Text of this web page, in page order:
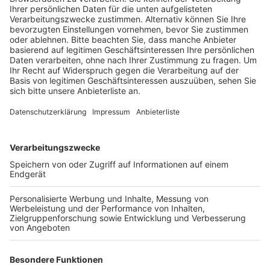
Veröffentlicht:Donnerstag, 21.12.2023 17:20
Anzeige
Aber auch an Heiligabend hat der Airport gut zu tun.
Dann werden über 14.000 Reisende erwartet, heißt es.
16.500 Flugreisende nach Mallorca, auf die Kanaren
oder in die Türkei starten. Bei den Städtereisen hat
aktuell London die Nase vorn. Am Flughafen geht es
an Weihnachten aber nicht nur ums fliegen. Auch die
Geschäfte in den Terminals sind geöffnet für die
letzten Geschenke oder die vergessene Milch. An den
Feiertagen gelten dort Sonder-Öffnungszeiten. Das
heißt an Heiligabend hat zum Beispiel der Supermarkt